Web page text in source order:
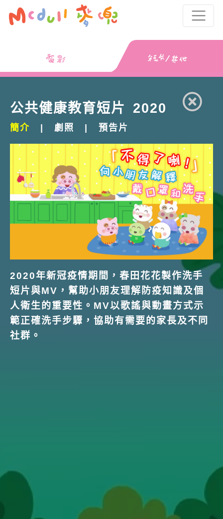
公共健康教育短片 2020
簡介 劇照 預告片
2020年新冠疫情期間，春田花花製作洗手
短片與MV，幫助小朋友理解防疫知識及個
人衛生的重要性。MV以歌謠與動畫方式示
範正確洗手步驟，協助有需要的家長及不同
社群。